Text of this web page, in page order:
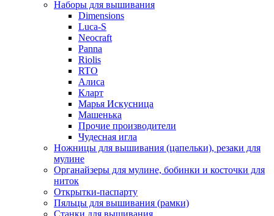
Наборы для вышивания
Dimensions
Luca-S
Neocraft
Panna
Riolis
RTO
Алиса
Кларт
Марья Искусница
Машенька
Прочие производители
Чудесная игла
Ножницы для вышивания (цапельки), резаки для
мулине
Органайзеры для мулине, бобинки и косточки для
ниток
Открытки-паспарту
Пяльцы для вышивания (рамки)
Станки для вышивания